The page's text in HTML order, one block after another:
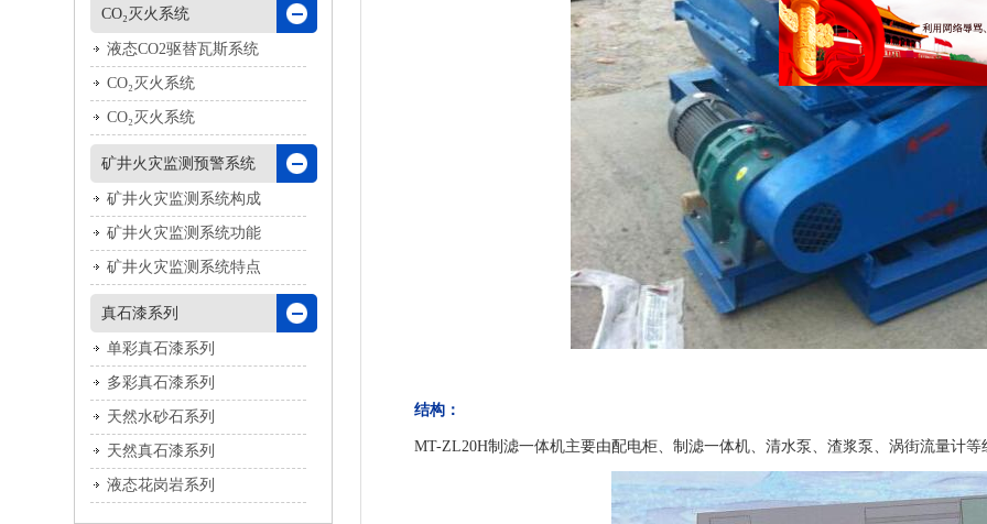
CO₂灭火系统
液态CO2驱替瓦斯系统
CO₂灭火系统
CO₂灭火系统
矿井火灾监测预警系统
矿井火灾监测系统构成
矿井火灾监测系统功能
矿井火灾监测系统特点
真石漆系列
单彩真石漆系列
多彩真石漆系列
天然水砂石系列
天然真石漆系列
液态花岗岩系列
结构：
MT-ZL20H制滤一体机主要由配电柜、制滤一体机、清水泵、渣浆泵、涡街流量计等